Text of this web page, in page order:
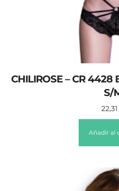
CHILIROSE – CR 4428
S/
22,31
Añadir al